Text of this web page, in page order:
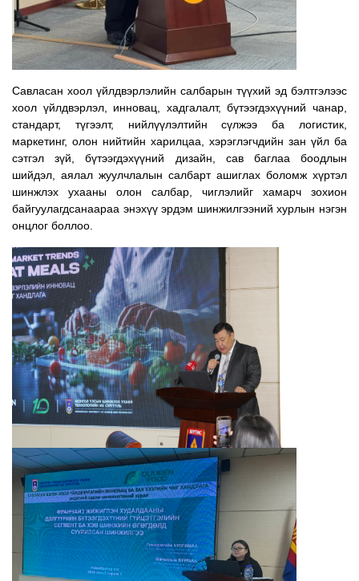
Савласан хоол үйлдвэрлэлийн салбарын түүхий эд бэлтгэлээс
хоол үйлдвэрлэл, инновац, хадгалалт, бүтээгдэхүүний чанар,
стандарт, түгээлт, нийлүүлэлтийн сүлжээ ба логистик,
маркетинг, олон нийтийн харилцаа, хэрэглэгчдийн зан үйл ба
сэтгэл зүй, бүтээгдэхүүний дизайн, сав баглаа боодлын
шийдэл, аялал жуулчлалын салбарт ашиглах боломж хүртэл
шинжлэх ухааны олон салбар, чиглэлийг хамарч зохион
байгуулагдсанаараа энэхүү эрдэм шинжилгээний хурлын нэгэн
онцлог боллоо.